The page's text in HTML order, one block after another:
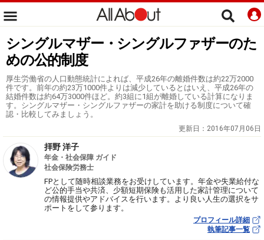
シングルマザー・シングルファザーのた
めの公的制度
厚生労働省の人口動態統計によれば、平成26年の離婚件数は約22万2000
件です。前年の約23万1000件よりは減少しているとはいえ、平成26年の
結婚件数は約64万3000件ほど。約3組に1組が離婚している計算になりま
す。シングルマザー・シングルファザーの家計を助ける制度について確
認・比較してみましょう。
更新日： 2016年07月06日
拝野 洋子
年金・社会保障 ガイド
社会保険労務士
FPとして随時相談業務をお受けしています。年金や失業給付な
ど公的手当や共済、少額短期保険も活用した家計管理について
の情報提供やアドバイスを行います。より良い人生の選択をサ
ポートをして参ります。
プロフィール詳細
執筆記事一覧